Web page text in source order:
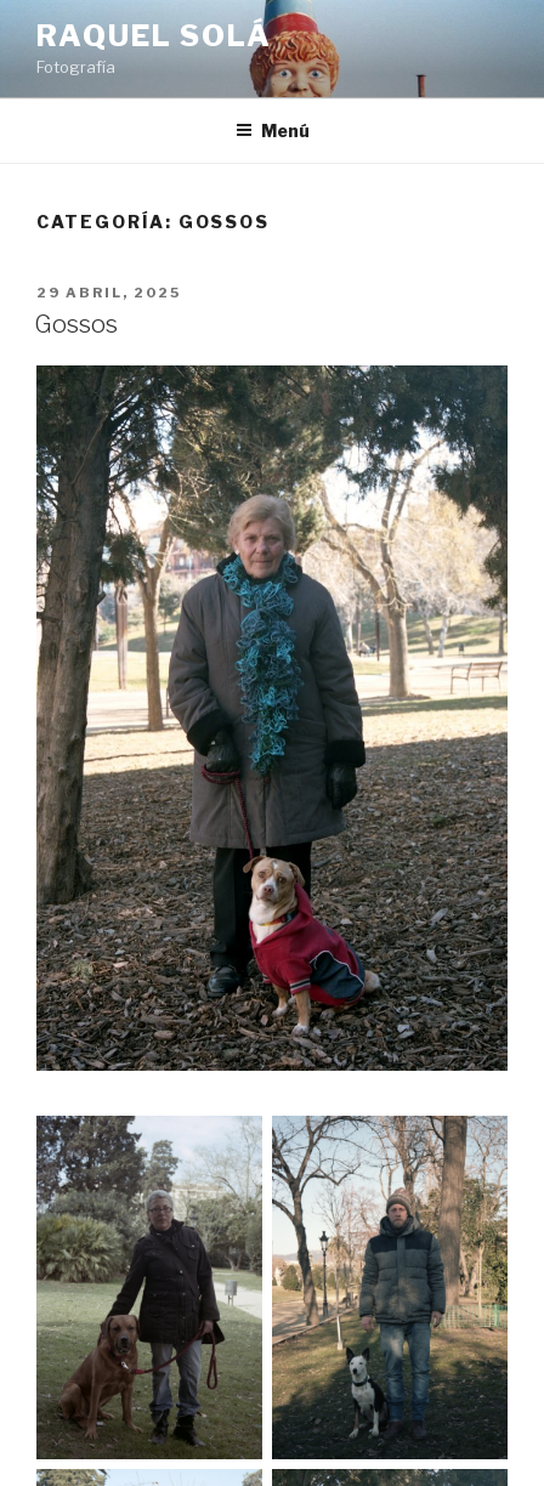
contenido
RAQUEL SOLÁ
Fotografía
Menú
CATEGORÍA: GOSSOS
PUBLICADO
EL
29 ABRIL, 2025
Gossos